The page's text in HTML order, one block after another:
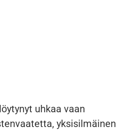
uhkaa vaan
yksisilmäinen